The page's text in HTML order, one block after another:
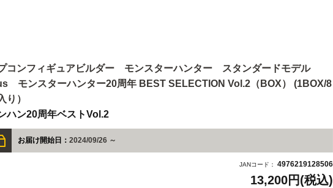
コンフィギュアビルダー モンスターハンター スタンダードモデル
モンスターハンター20周年 BEST SELECTION Vol.2（BOX） (1BOX/8
り）
ハン20周年ベストVol.2
お届け開始日： 2024/09/26 ～
JANコード： 4976219128506
13,200円(税込)